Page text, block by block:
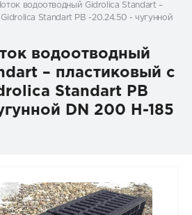
водоотводный Gidrolica Standart –
Standart РВ -20.24.50 - чугунной
водоотводный
– пластиковый с
Standart РВ
DN 200 H-185